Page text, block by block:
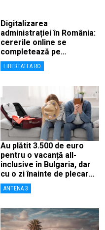
Digitalizarea
administrației în România:
cererile online se
completează pe
calculatoarele de la
ghișee
LIBERTATEA.RO
Au plătit 3.500 de euro
pentru o vacanță all-
inclusive în Bulgaria, dar
cu o zi înainte de plecare
au aflat că a fost anulată
ANTENA 3